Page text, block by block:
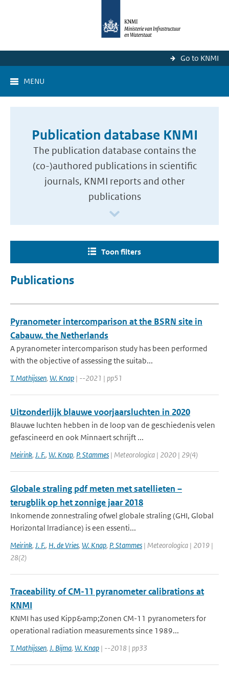
Go to KNMI
MENU
Publication database KNMI
The publication database contains the
(co-)authored publications in scientific
journals, KNMI reports and other
publications
Toon filters
Publications
Pyranometer intercomparison at the BSRN site in
Cabauw, the Netherlands
A pyranometer intercomparison study has been performed
with the objective of assessing the suitab...
T. Mathijssen, W. Knap | --2021 | pp51
Uitzonderlijk blauwe voorjaarsluchten in 2020
Blauwe luchten hebben in de loop van de geschiedenis velen
gefascineerd en ook Minnaert schrijft ...
Meirink, J. F., W. Knap, P. Stammes | Meteorologica | 2020 | 29(4)
Globale straling pdf meten met satellieten –
terugblik op het zonnige jaar 2018
Inkomende zonnestraling ofwel globale straling (GHI, Global
Horizontal lrradiance) is een essenti...
Meirink, J. F., H. de Vries, W. Knap, P. Stammes | Meteorologica | 2019 |
28(2)
Traceability of CM-11 pyranometer calibrations at
KNMI
KNMI has used Kipp&amp;Zonen CM-11 pyranometers for
operational radiation measurements since 1989...
T. Mathijssen, J. Bijma, W. Knap | --2018 | pp33